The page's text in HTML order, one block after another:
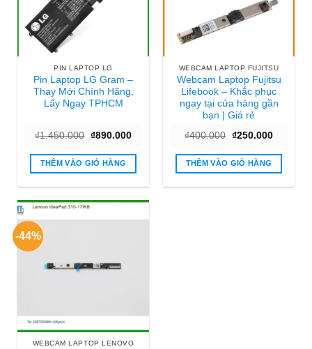
PIN LAPTOP LG
Pin Laptop LG Gram –
Thay Mới Chính Hãng,
Lấy Ngay TPHCM
₫1.450.000 Giá
là:
₫1.450.000.
₫890.000Giá
tại
₫890.000.
THÊM VÀO GIỎ HÀNG
WEBCAM LAPTOP FUJITSU
Webcam Laptop Fujitsu
Lifebook – Khắc phục
ngay tại cửa hàng gần
bạn | Giá rẻ
₫400.000 Giá
là:
₫400.000.
₫250.000Giá
tại
THÊM VÀO GIỎ HÀNG
-44%
WEBCAM LAPTOP LENOVO